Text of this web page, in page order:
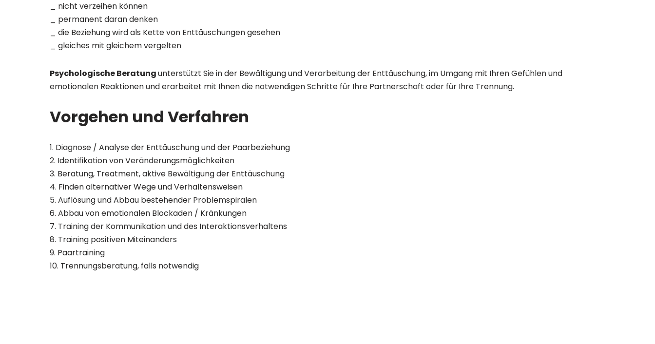
_ nicht verzeihen können
_ permanent daran denken
_ die Beziehung wird als Kette von Enttäuschungen gesehen
_ gleiches mit gleichem vergelten
Psychologische Beratungunterstützt Sie in der Bewältigung und Verarbeitung der Enttäuschung, im Umgang mit Ihren Gefühlen und
emotionalen Reaktionen und erarbeitet mit Ihnen die notwendigen Schritte für Ihre Partnerschaft oder für Ihre Trennung.
Vorgehen und Verfahren
1. Diagnose / Analyse der Enttäuschung und der Paarbeziehung
2. Identifikation von Veränderungsmöglichkeiten
3. Beratung, Treatment, aktive Bewältigung der Enttäuschung
4. Finden alternativer Wege und Verhaltensweisen
5. Auflösung und Abbau bestehender Problemspiralen
6. Abbau von emotionalen Blockaden / Kränkungen
7. Training der Kommunikation und des Interaktionsverhaltens
8. Training positiven Miteinanders
9. Paartraining
10. Trennungsberatung, falls notwendig